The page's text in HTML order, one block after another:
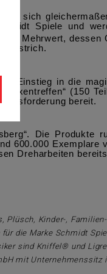
sich
Spiele und
Mehrwert, dessen
Einstieg in die
(150
bereit.
Die Produkte
600.000 Exemplare
Dreharbeiten
Plüsch, Kinder-,
die Marke Schmidt
sind Kniffel® und
mit Unternehmenssitz